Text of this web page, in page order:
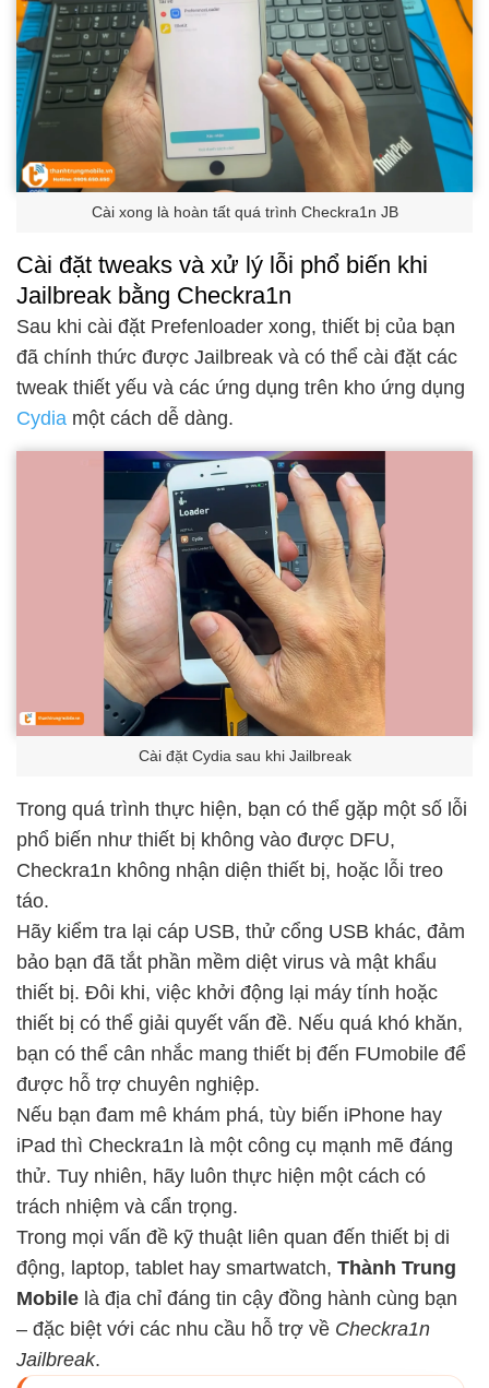
Cài xong là hoàn tất quá trình Checkra1n JB
Cài đặt tweaks và xử lý lỗi phổ biến khi
Jailbreak bằng Checkra1n
Sau khi cài đặt Prefenloader xong, thiết bị của bạn
đã chính thức được Jailbreak và có thể cài đặt các
tweak thiết yếu và các ứng dụng trên kho ứng dụng
Cydia một cách dễ dàng.
Cài đặt Cydia sau khi Jailbreak
Trong quá trình thực hiện, bạn có thể gặp một số lỗi
phổ biến như thiết bị không vào được DFU,
Checkra1n không nhận diện thiết bị, hoặc lỗi treo
táo.
Hãy kiểm tra lại cáp USB, thử cổng USB khác, đảm
bảo bạn đã tắt phần mềm diệt virus và mật khẩu
thiết bị. Đôi khi, việc khởi động lại máy tính hoặc
thiết bị có thể giải quyết vấn đề. Nếu quá khó khăn,
bạn có thể cân nhắc mang thiết bị đến FUmobile để
được hỗ trợ chuyên nghiệp.
Nếu bạn đam mê khám phá, tùy biến iPhone hay
iPad thì Checkra1n là một công cụ mạnh mẽ đáng
thử. Tuy nhiên, hãy luôn thực hiện một cách có
trách nhiệm và cẩn trọng.
Trong mọi vấn đề kỹ thuật liên quan đến thiết bị di
động, laptop, tablet hay smartwatch, Thành Trung
Mobile là địa chỉ đáng tin cậy đồng hành cùng bạn
– đặc biệt với các nhu cầu hỗ trợ về Checkra1n
Jailbreak.